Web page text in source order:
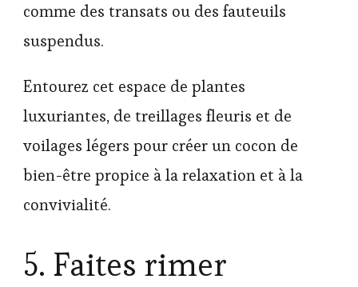
comme des transats ou des fauteuils
suspendus.
Entourez cet espace de plantes
luxuriantes, de treillages fleuris et de
voilages légers pour créer un cocon de
bien-être propice à la relaxation et à la
convivialité.
5. Faites rimer